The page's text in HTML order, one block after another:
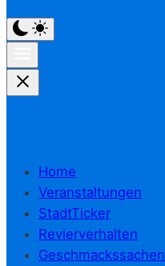
Home
Veranstaltungen
StadtTicker
Revierverhalten
Geschmackssachen